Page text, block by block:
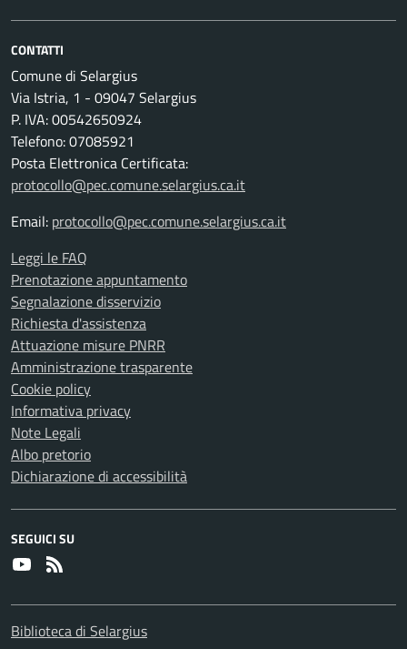
CONTATTI
Comune di Selargius
Via Istria, 1 - 09047 Selargius
P. IVA: 00542650924
Telefono: 07085921
Posta Elettronica Certificata:
protocollo@pec.comune.selargius.ca.it
Email: protocollo@pec.comune.selargius.ca.it
Leggi le FAQ
Prenotazione appuntamento
Segnalazione disservizio
Richiesta d'assistenza
Attuazione misure PNRR
Amministrazione trasparente
Cookie policy
Informativa privacy
Note Legali
Albo pretorio
Dichiarazione di accessibilità
SEGUICI SU
Youtube
Biblioteca di Selargius